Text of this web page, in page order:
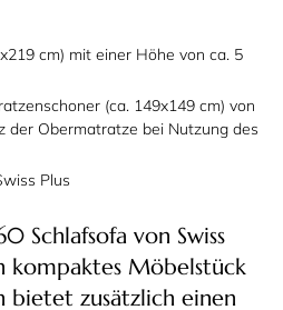
cm) mit einer Höhe von ca. 5
(ca. 149x149 cm) von
der Obermatratze bei Nutzung des
Plus
Schlafsofa von Swiss
kompaktes Möbelstück
bietet zusätzlich einen